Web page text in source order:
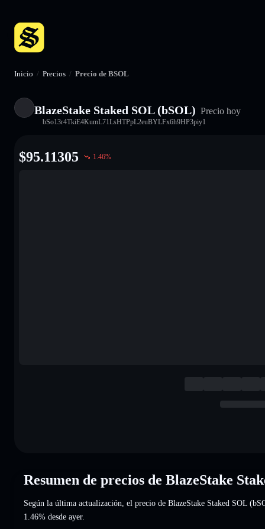
Inicio / Precios / Precio de BSOL
BlazeStake Staked SOL (bSOL) Precio hoy
bSo13r4TkiE4KumL71LsHTPpL2euBYLFx6h9HP3piy1
$95.11305 1.46%
Resumen de precios de BlazeStake
Según la última actualización, el precio de BlazeStake Staked SOL
1.46% desde ayer.